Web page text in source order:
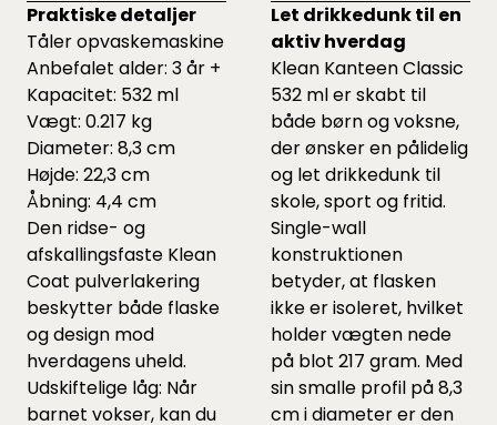
Praktiske detaljer
Tåler opvaskemaskine
Anbefalet alder: 3 år +
Kapacitet: 532 ml
Vægt: 0.217 kg
Diameter: 8,3 cm
Højde: 22,3 cm
Åbning: 4,4 cm
Den ridse- og
afskallingsfaste Klean
Coat pulverlakering
beskytter både flaske
og design mod
hverdagens uheld.
Udskiftelige låg: Når
barnet vokser, kan du
Let drikkedunk til en
aktiv hverdag
Klean Kanteen Classic
532 ml er skabt til
både børn og voksne,
der ønsker en pålidelig
og let drikkedunk til
skole, sport og fritid.
Single-wall
konstruktionen
betyder, at flasken
ikke er isoleret, hvilket
holder vægten nede
på blot 217 gram. Med
sin smalle profil på 8,3
cm i diameter er den